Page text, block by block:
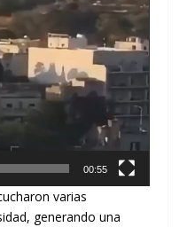
00:55
varias
generando una